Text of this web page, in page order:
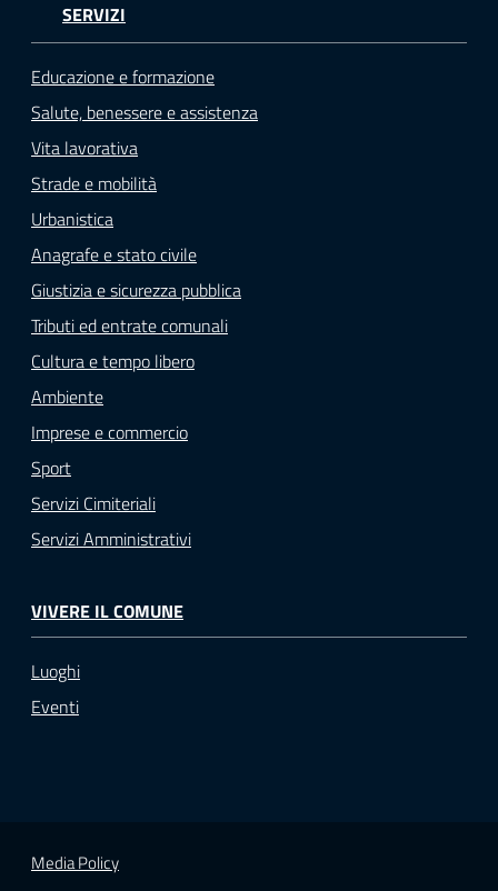
e
A
P
R
Tutti
argomenti...
Seguici
su
SERVIZI
Educazione e formazione
Salute, benessere e assistenza
Vita lavorativa
Strade e mobilità
Urbanistica
Anagrafe e stato civile
Giustizia e sicurezza pubblica
Tributi ed entrate comunali
Cultura e tempo libero
Ambiente
Imprese e commercio
Sport
Servizi Cimiteriali
Servizi Amministrativi
VIVERE IL COMUNE
Luoghi
Eventi
Media Policy